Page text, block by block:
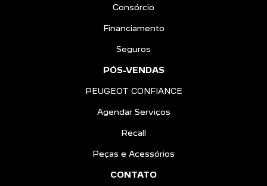
Consórcio
Financiamento
Seguros
PÓS-VENDAS
PEUGEOT CONFIANCE
Agendar Serviços
Recall
Peças e Acessórios
CONTATO